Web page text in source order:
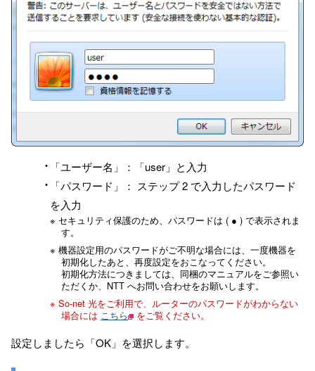
「ユーザー名」：「user」と入力
「パスワード」： ステップ 2 で入力したパスワード
を入力
※ セキュリティ保護のため、パスワードは ( ● ) で表示されま
す。
※ 機器設定用のパスワードがご不明な場合には、一度機器を
初期化したあと、再度設定をおこなってください。
初期化方法につきましては、同梱のマニュアルをご参照い
ただくか、NTT へお問い合わせをお願いします。
※ So-net 光をご利用で、ルーターのパスワードがわからない
場合には こちら をご覧ください。
設定しましたら「OK」を選択します。